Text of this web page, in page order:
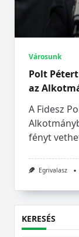
Városunk
Polt
az
A Fidesz
fényt
Egrivalasz
KERESÉS